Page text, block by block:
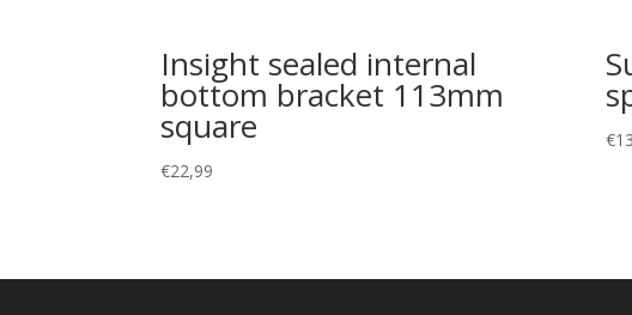
Insight sealed internal
bottom bracket 113mm
square
€22,99
€